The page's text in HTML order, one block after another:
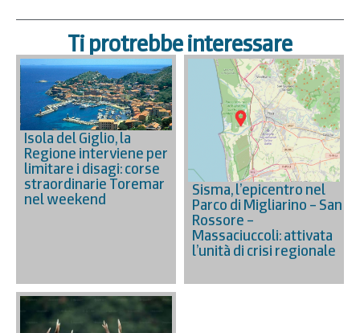
Ti protrebbe interessare
Isola del Giglio, la
Regione interviene per
limitare i disagi: corse
straordinarie Toremar
nel weekend
Sisma, l’epicentro nel
Parco di Migliarino – San
Rossore –
Massaciuccoli: attivata
l’unità di crisi regionale